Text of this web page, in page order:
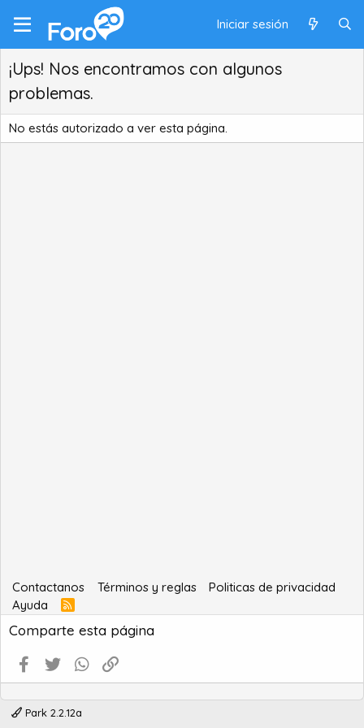
Iniciar sesión
¡Ups! Nos encontramos con algunos
problemas.
No estás autorizado a ver esta página.
Contactanos Términos y reglas
Politicas de privacidad
Ayuda
R
S
S
Comparte esta página
Facebook
Twitter WhatsApp
Park 2.2.12a